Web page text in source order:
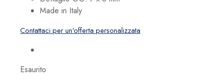
Made in Italy
Contattaci per un'offerta personalizzata
Esaurito